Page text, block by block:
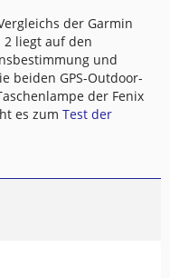
der Garmin
2 liegt auf den
und
beiden GPS-Outdoor-
der Fenix
es zum Test der